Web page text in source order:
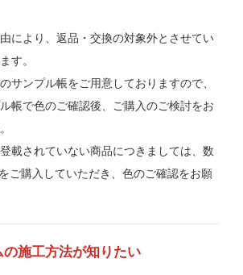
により、返品・交換の対象外とさせてい
す。
サンプル帳をご用意しておりますので、
帳で色のご確認後、ご購入のご検討をお
載されていない商品につきましては、数
ご購入していただき、色のご確認をお願
の施工方法が知りたい